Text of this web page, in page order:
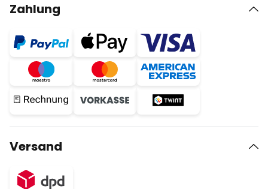
Zahlung
Versand